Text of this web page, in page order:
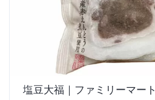
塩豆大福｜ファミリーマート